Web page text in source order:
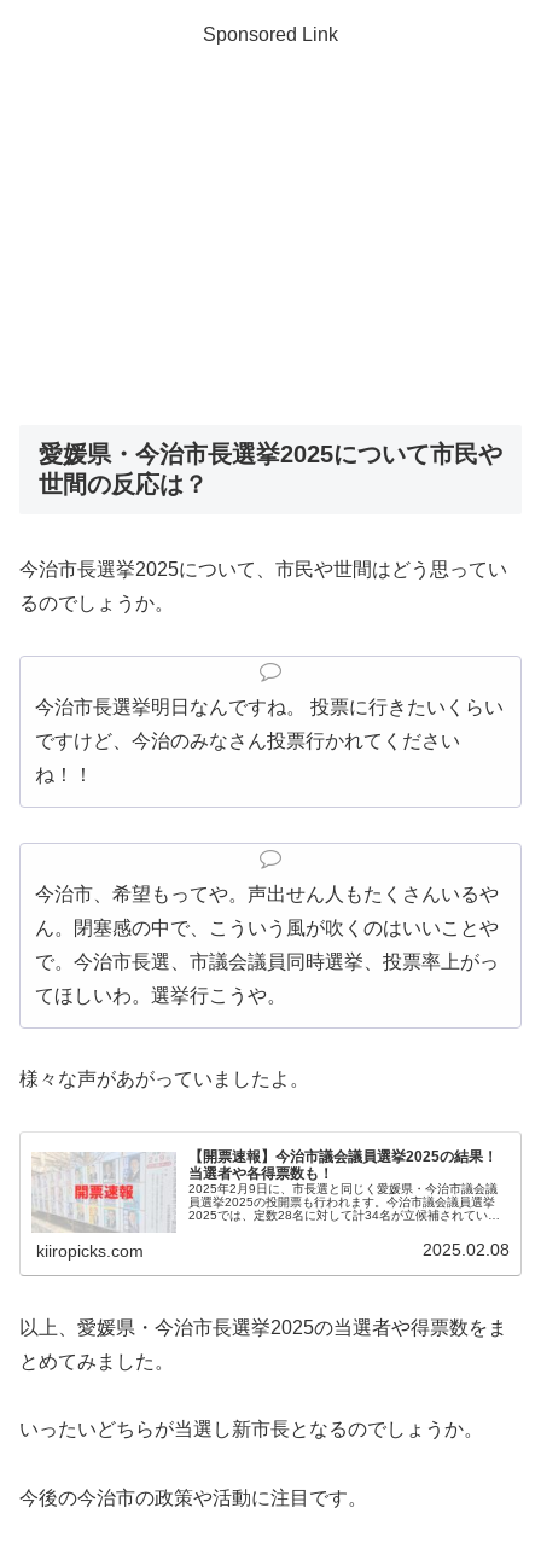
Sponsored Link
愛媛県・今治市長選挙2025について市民や
世間の反応は？
今治市長選挙2025について、市民や世間はどう思ってい
るのでしょうか。
今治市長選挙明日なんですね。 投票に行きたいくらい
ですけど、 今治のみなさん投票行かれてください
ね！！
今治市、希望もってや。声出せん人もたくさんいるや
ん。閉塞感の中で、こういう風が吹くのはいいことや
で。 今治市長選、市議会議員同時選挙 、投票率上がっ
てほしいわ。 選挙行こうや。
様々な声があがっていましたよ。
【開票速報】今治市議会議員選挙2025の結果！
当選者や各得票数も！
2025年2月9日に、市長選と同じく愛媛県・今治市議会議
員選挙2025の投開票も行われます。今治市議会議員選挙
2025では、定数28名に対して計34名が立候補されていま
kiiropicks.com 2025.02.08
以上、愛媛県・今治市長選挙2025の当選者や得票数をま
とめてみました。
いったいどちらが当選し新市長となるのでしょうか。
今後の今治市の政策や活動に注目です。